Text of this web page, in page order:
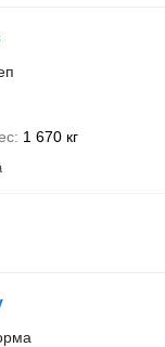
1 670 кг